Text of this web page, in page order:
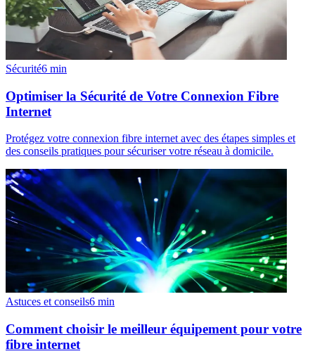
Sécurité6 min
Optimiser la Sécurité de Votre Connexion Fibre
Internet
Protégez votre connexion fibre internet avec des étapes simples et
des conseils pratiques pour sécuriser votre réseau à domicile.
Astuces et conseils6 min
Comment choisir le meilleur équipement pour votre
fibre internet